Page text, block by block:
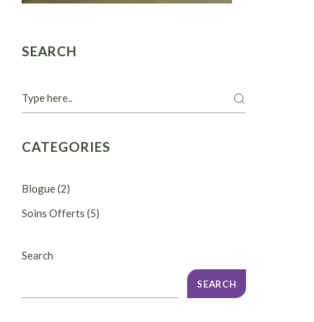
SEARCH
CATEGORIES
Blogue(2)
Soins Offerts (5)
Search
SEARCH